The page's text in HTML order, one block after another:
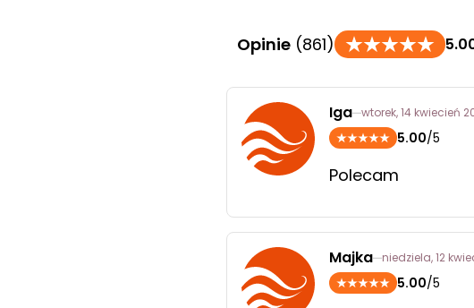
Opinie (861)
Iga wtorek, 14 kwiecień
5.00/5
Polecam
Majka niedziela, 12
5.00/5